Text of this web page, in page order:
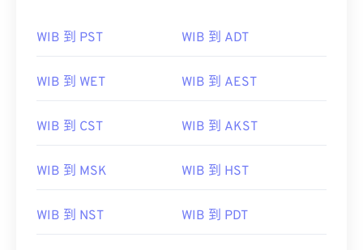
WIB 到 PST WIB 到 ADT
WIB 到 WET WIB 到 AEST
WIB 到 CST WIB 到 AKST
WIB 到 MSK WIB 到 HST
WIB 到 NST WIB 到 PDT